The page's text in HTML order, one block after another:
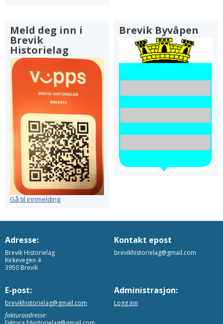
Meld deg inn i
Brevik
Historielag
Gå til innmelding
Brevik Byvåpen
Adresse:
Brevik Historielag
Kirkevegen 4
3950 Brevik
Kontakt epost
brevikhistorielag@gmail.com
E-post:
brevikhistorielag@gmail.com
fakturaadresse:
Administrasjon:
Logg inn